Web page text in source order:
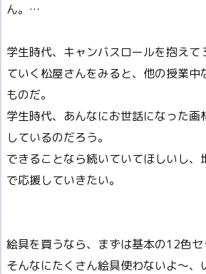
ん。…
学生時代、キャンバスロールを抱えて
ていく松屋さんをみると、他の授業中
ものだ。
学生時代、あんなにお世話になった画
しているのだろう。
できることなら続いていてほしいし、
で応援していきたい。
絵具を買うなら、まずは基本の12色セ
そんなにたくさん絵具使わないよ～、